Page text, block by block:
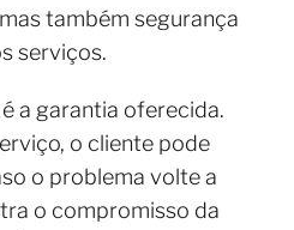
também segurança
serviços.
a garantia oferecida.
o cliente pode
o problema volte a
o compromisso da